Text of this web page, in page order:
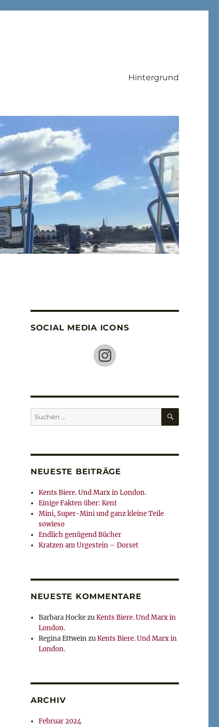
Hintergrund
SOCIAL MEDIA ICONS
Suche
nach:
SUCHEN
NEUESTE BEITRÄGE
Kents Biere. Und Marx in London.
Einige Fakten über: Kent
Mini, Super-Mini und ganz kleine Teile
sowieso
Endlich genügend Bücher
Kratzen am Urgestein – Dorset
NEUESTE KOMMENTARE
Barbara HockezuKents Biere. Und Marx in
London.
Regina EttweinzuKents Biere. Und Marx in
London.
ARCHIV
Februar 2024